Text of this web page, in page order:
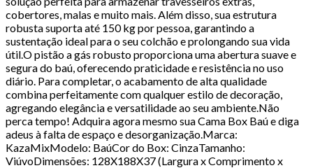
cobertores, malas e muito mais. Além disso, sua estrutura
robusta suporta até 150 kg por pessoa, garantindo a
sustentação ideal para o seu colchão e prolongando sua vida
útil.O pistão a gás robusto proporciona uma abertura suave e
segura do baú, oferecendo praticidade e resistência no uso
diário. Para completar, o acabamento de alta qualidade
combina perfeitamente com qualquer estilo de decoração,
agregando elegância e versatilidade ao seu ambiente.Não
perca tempo! Adquira agora mesmo sua Cama Box Baú e diga
adeus à falta de espaço e desorganização.Marca:
KazaMixModelo: BaúCor do Box: CinzaTamanho:
ViúvoDimensões: 128X188X37 (Largura x Comprimento x